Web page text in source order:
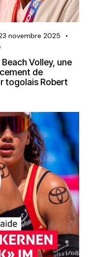
novembre 2025
Volley, une
de
togolais Robert